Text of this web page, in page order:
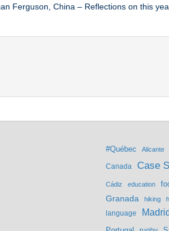
Ferguson, China – Reflections on this
#Québec Alicante
Canada Case
Cádiz education
Granada hiking
language